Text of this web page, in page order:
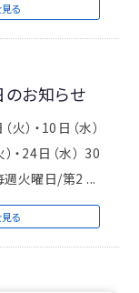
る
お知らせ
）・10日（水）
・24日（水） 30
週火曜日/第2 ...
る